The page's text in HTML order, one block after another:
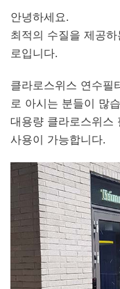
안녕하세요.
최적의 수질을 제공
로입니다.
클라로스위스 연수필
로 아시는 분들이 많
대용량 클라로스위스
사용이 가능합니다.